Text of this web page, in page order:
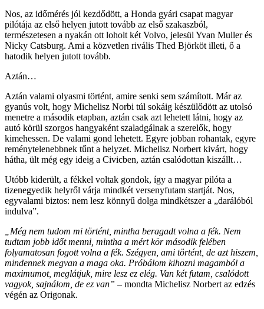
Nos, az időmérés jól kezdődött, a Honda gyári csapat magyar
pilótája az első helyen jutott tovább az első szakaszból,
természetesen a nyakán ott loholt két Volvo, jelesül Yvan Muller és
Nicky Catsburg. Ami a közvetlen rivális Thed Björköt illeti, ő a
hatodik helyen jutott tovább.
Aztán…
Aztán valami olyasmi történt, amire senki sem számított. Már az
gyanús volt, hogy Michelisz Norbi túl sokáig készülődött az utolsó
menetre a második etapban, aztán csak azt lehetett látni, hogy az
autó körül szorgos hangyaként szaladgálnak a szerelők, hogy
kimehessen. De valami gond lehetett. Egyre jobban rohantak, egyre
reménytelenebbnek tűnt a helyzet. Michelisz Norbert kivárt, hogy
hátha, ült még egy ideig a Civicben, aztán csalódottan kiszállt…
Utóbb kiderült, a fékkel voltak gondok, így a magyar pilóta a
tizenegyedik helyről várja mindkét versenyfutam startját. Nos,
egyvalami biztos: nem lesz könnyű dolga mindkétszer a „darálóból
indulva”.
„Még nem tudom mi történt, mintha beragadt volna a fék. Nem
tudtam jobb időt menni, mintha a mért kör második felében
folyamatosan fogott volna a fék. Szégyen, ami történt, de azt hiszem,
mindennek megvan a maga oka. Próbálom kihozni magamból a
maximumot, meglátjuk, mire lesz ez elég. Van két futam, csalódott
vagyok, sajnálom, de ez van” – mondta Michelisz Norbert az edzés
végén az Origonak.